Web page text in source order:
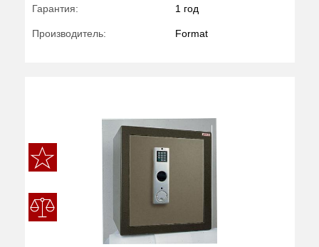
Гарантия: 1 год
Производитель: Format